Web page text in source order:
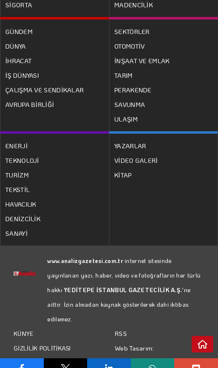
SİGORTA
MADENCİLİK
GÜNDEM
DÜNYA
İHRACAT
İŞ DÜNYASI
ÇALIŞMA VE SENDİKALAR
AVRUPA BİRLİĞİ
SEKTÖRLER
OTOMOTİV
İNŞAAT VE EMLAK
TARIM
PERAKENDE
SAVUNMA
ULAŞIM
ENERJİ
TEKNOLOJİ
TURİZM
TEKSTİL
HAVACILIK
DENİZCİLİK
SANAYİ
YAZARLAR
VİDEO GALERİ
KİTAP
www.analizgazetesi.com.trinternet sitesinde
yayınlanan yazı, haber, video ve fotoğrafların her türlü
hakkıYEDİTEPE İSTANBUL GAZETECİLİK A.Ş.'ne
aittir. İzin almadan kaynak gösterilerek dahi iktibas
edilemez.
KÜNYE
GİZLİLİK POLİTİKASI
KULLANIM KOŞULLARI
RSS
Web Tasarım: